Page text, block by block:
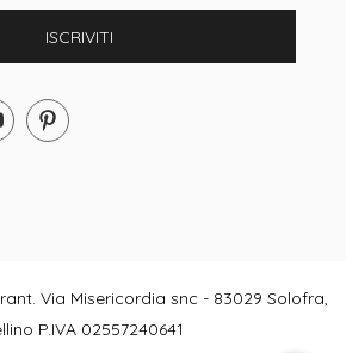
ISCRIVITI
Via Misericordia snc - 83029 Solofra,
P.IVA 02557240641